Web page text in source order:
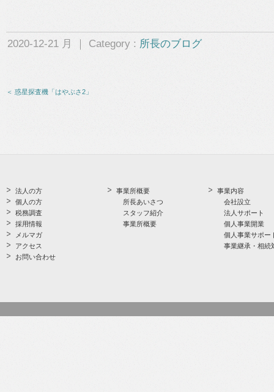
2020-12-21 月 ｜ Category : 所長のブログ
＜ 惑星探査機「はやぶさ2」
法人の方
個人の方
税務調査
採用情報
メルマガ
アクセス
お問い合わせ
事業所概要
所長あいさつ
スタッフ紹介
事業所概要
事業内容
会社設立
法人サポート
個人事業開業
個人事業サポー
事業継承・相続